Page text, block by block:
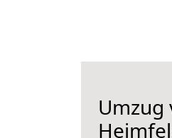
Umzug